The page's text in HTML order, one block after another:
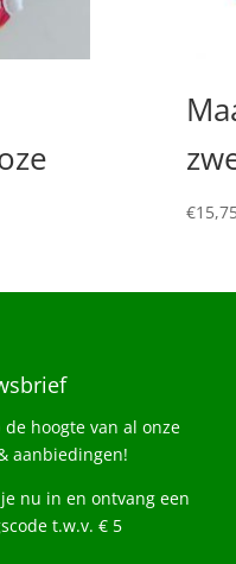
€
de hoogte van al onze
aanbiedingen!
nu in en ontvang een
t.w.v. € 5